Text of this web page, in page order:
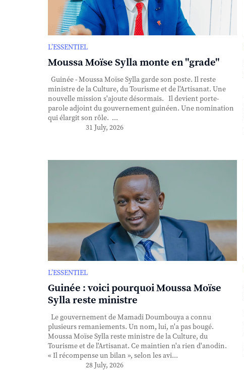
L’ESSENTIEL
Moussa Moïse Sylla monte en "grade"
Guinée - Moussa Moïse Sylla garde son poste. Il reste
ministre de la Culture, du Tourisme et de l'Artisanat. Une
nouvelle mission s'ajoute désormais. Il devient porte-
parole adjoint du gouvernement guinéen. Une nomination
qui élargit son rôle. ...
31 July, 2026
L’ESSENTIEL
Guinée : voici pourquoi Moussa Moïse
Sylla reste ministre
Le gouvernement de Mamadi Doumbouya a connu
plusieurs remaniements. Un nom, lui, n'a pas bougé.
Moussa Moïse Sylla reste ministre de la Culture, du
Tourisme et de l'Artisanat. Ce maintien n'a rien d'anodin.
« Il récompense un bilan », selon les avi...
28 July, 2026